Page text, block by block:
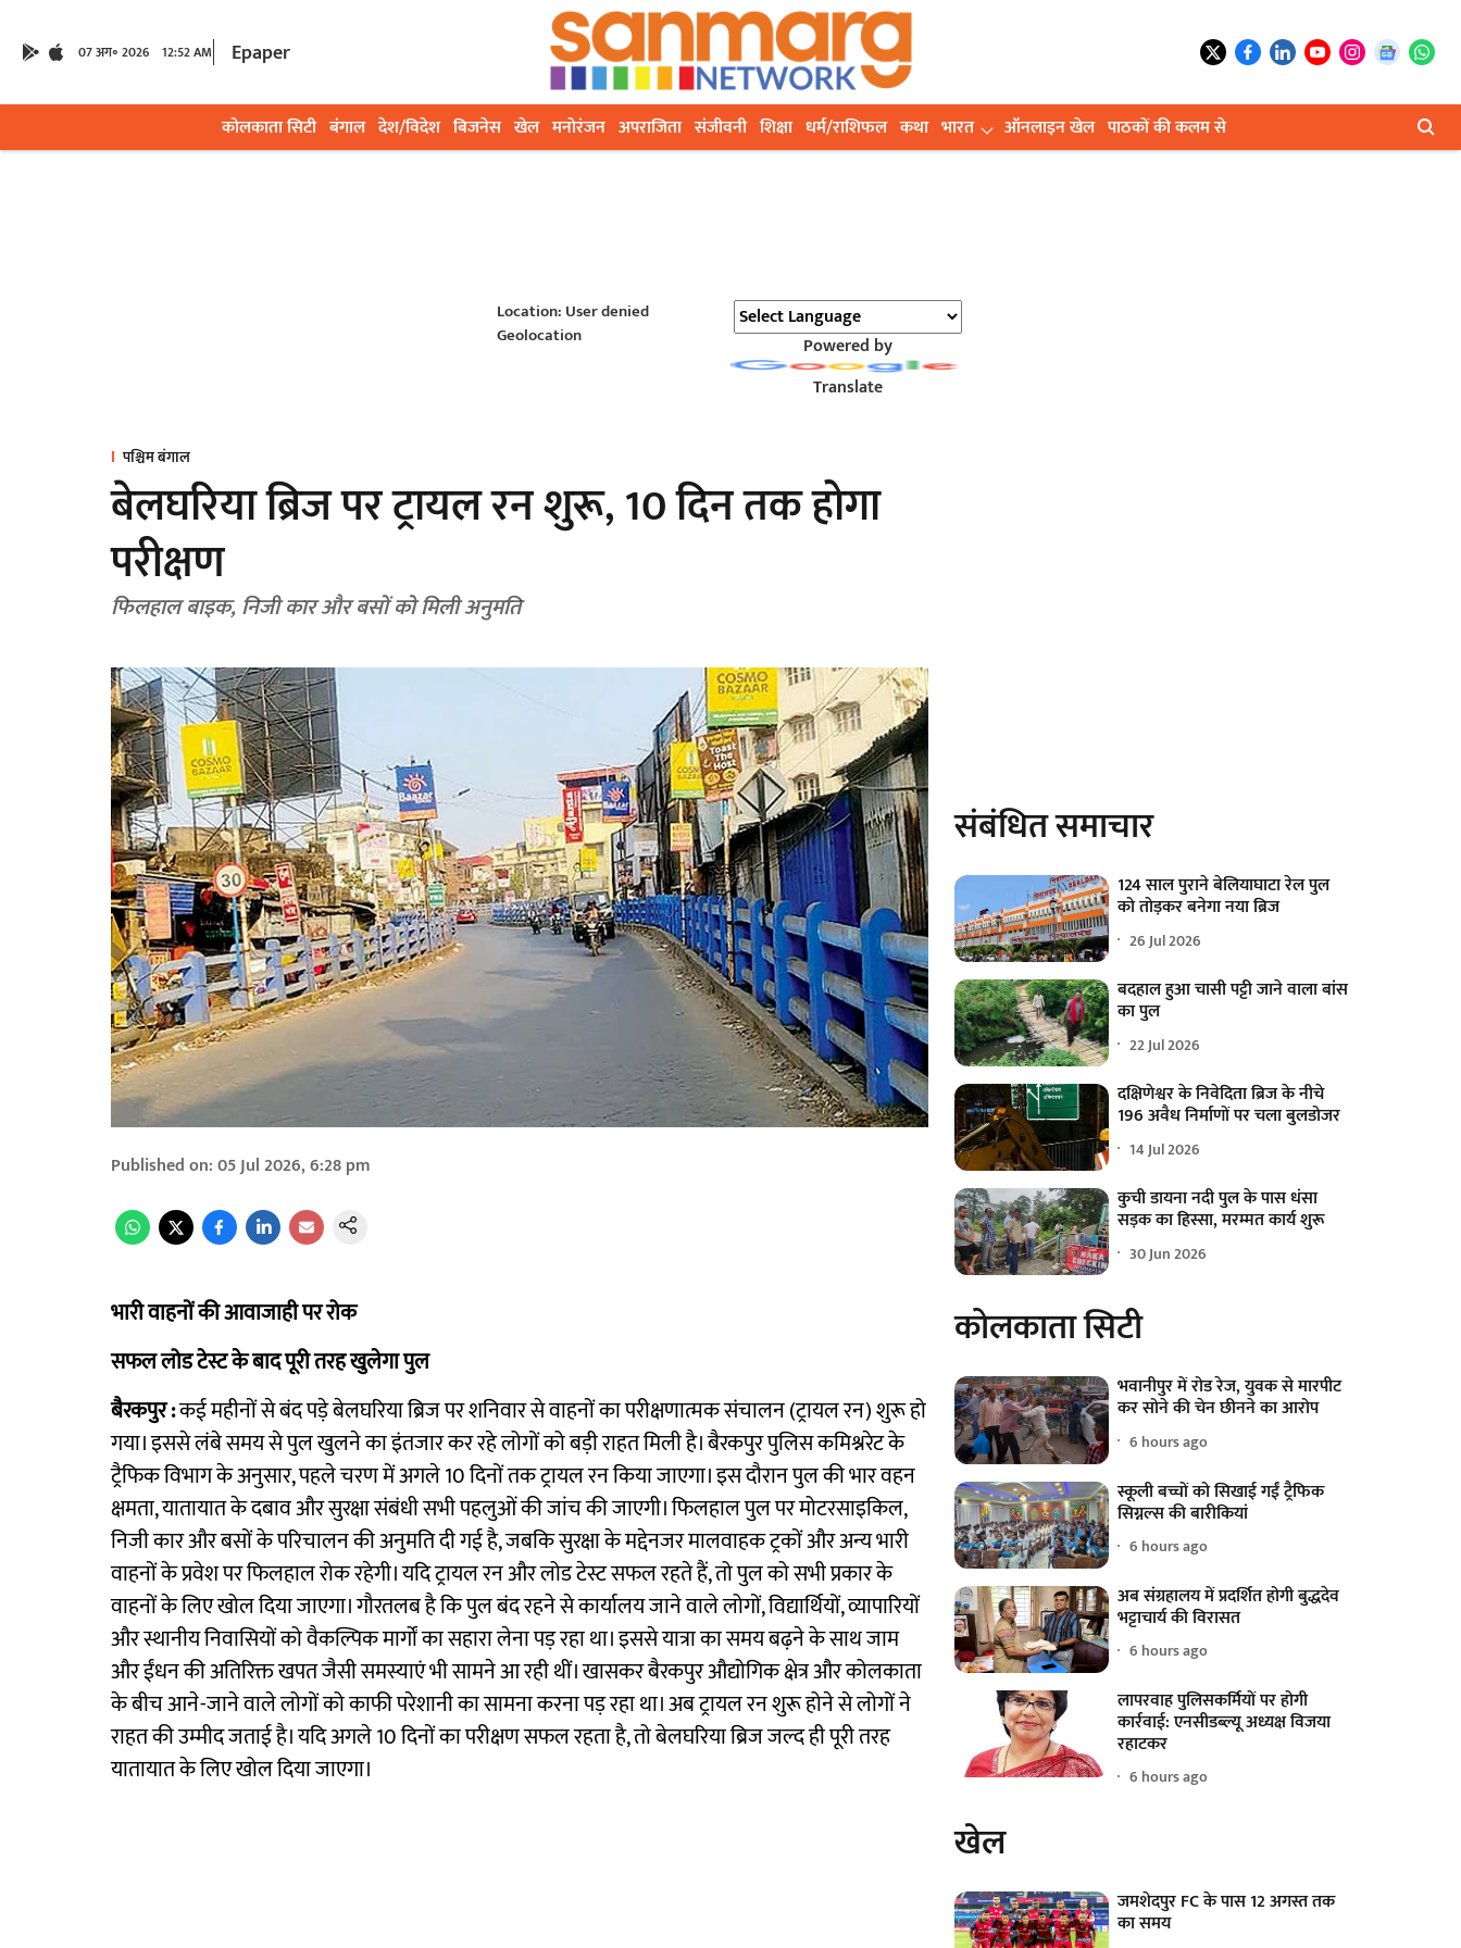
07 अग॰ 2026 12:52 AM Epaper
कोलकाता सिटी बंगाल देश/विदेश बिजनेस खेल मनोरंजन अपराजिता संजीवनी शिक्षा धर्म/राशिफल कथा भारत ऑनलाइन खेल पाठकों की कलम से
Location: User denied
Geolocation
Powered by
Translate
पश्चिम बंगाल
बेलघरिया ब्रिज पर ट्रायल रन शुरू, 10 दिन तक होगा
परीक्षण
फिलहाल बाइक, निजी कार और बसों को मिली अनुमति
Published on:05 Jul 2026, 6:28 pm
भारी वाहनों की आवाजाही पर रोक
सफल लोड टेस्ट के बाद पूरी तरह खुलेगा पुल
बैरकपुर :कई महीनों से बंद पड़े बेलघरिया ब्रिज पर शनिवार से वाहनों का परीक्षणात्मक संचालन (ट्रायल रन) शुरू हो
गया। इससे लंबे समय से पुल खुलने का इंतजार कर रहे लोगों को बड़ी राहत मिली है। बैरकपुर पुलिस कमिश्नरेट के
ट्रैफिक विभाग के अनुसार, पहले चरण में अगले 10 दिनों तक ट्रायल रन किया जाएगा। इस दौरान पुल की भार वहन
क्षमता, यातायात के दबाव और सुरक्षा संबंधी सभी पहलुओं की जांच की जाएगी। फिलहाल पुल पर मोटरसाइकिल,
निजी कार और बसों के परिचालन की अनुमति दी गई है, जबकि सुरक्षा के मद्देनजर मालवाहक ट्रकों और अन्य भारी
वाहनों के प्रवेश पर फिलहाल रोक रहेगी। यदि ट्रायल रन और लोड टेस्ट सफल रहते हैं, तो पुल को सभी प्रकार के
वाहनों के लिए खोल दिया जाएगा। गौरतलब है कि पुल बंद रहने से कार्यालय जाने वाले लोगों, विद्यार्थियों, व्यापारियों
और स्थानीय निवासियों को वैकल्पिक मार्गों का सहारा लेना पड़ रहा था। इससे यात्रा का समय बढ़ने के साथ जाम
और ईंधन की अतिरिक्त खपत जैसी समस्याएं भी सामने आ रही थीं। खासकर बैरकपुर औद्योगिक क्षेत्र और कोलकाता
के बीच आने-जाने वाले लोगों को काफी परेशानी का सामना करना पड़ रहा था। अब ट्रायल रन शुरू होने से लोगों ने
राहत की उम्मीद जताई है। यदि अगले 10 दिनों का परीक्षण सफल रहता है, तो बेलघरिया ब्रिज जल्द ही पूरी तरह
यातायात के लिए खोल दिया जाएगा।
संबंधित समाचार
124 साल पुराने बेलियाघाटा रेल पुल
को तोड़कर बनेगा नया ब्रिज
26 Jul 2026
बदहाल हुआ चासी पट्टी जाने वाला बांस
का पुल
22 Jul 2026
दक्षिणेश्वर के निवेदिता ब्रिज के नीचे
196 अवैध निर्माणों पर चला बुलडोजर
14 Jul 2026
कुची डायना नदी पुल के पास धंसा
सड़क का हिस्सा, मरम्मत कार्य शुरू
30 Jun 2026
कोलकाता सिटी
भवानीपुर में रोड रेज, युवक से मारपीट
कर सोने की चेन छीनने का आरोप
6 hours ago
स्कूली बच्चों को सिखाई गईं ट्रैफिक
सिग्नल्स की बारीकियां
6 hours ago
अब संग्रहालय में प्रदर्शित होगी बुद्धदेव
भट्टाचार्य की विरासत
6 hours ago
लापरवाह पुलिसकर्मियों पर होगी
कार्रवाई: एनसीडब्ल्यू अध्यक्ष विजया
रहाटकर
6 hours ago
खेल
जमशेदपुर FC के पास 12 अगस्त तक
का समय